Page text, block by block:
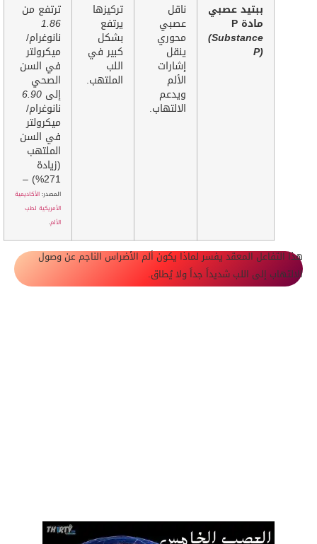
ببتيد عصبي
مادة P
(Substance
P)
ناقل
عصبي
محوري
ينقل
إشارات
الألم
ويدعم
الالتهاب.
تركيزها
يرتفع
بشكل
كبير في
اللب
الملتهب.
ترتفع من
1.86
نانوغرام/
ميكرولتر
في السن
الصحي
إلى 6.90
نانوغرام/
ميكرولتر
في السن
الملتهب
(زيادة
271%) –
المصدر: الأكاديمية
الأمريكية لطب
الألم.
هذا التفاعل المعقد يفسر لماذا يكون ألم الأضراس الناجم عن وصول
الالتهاب إلى اللب شديداً جداً ولا يُطاق.